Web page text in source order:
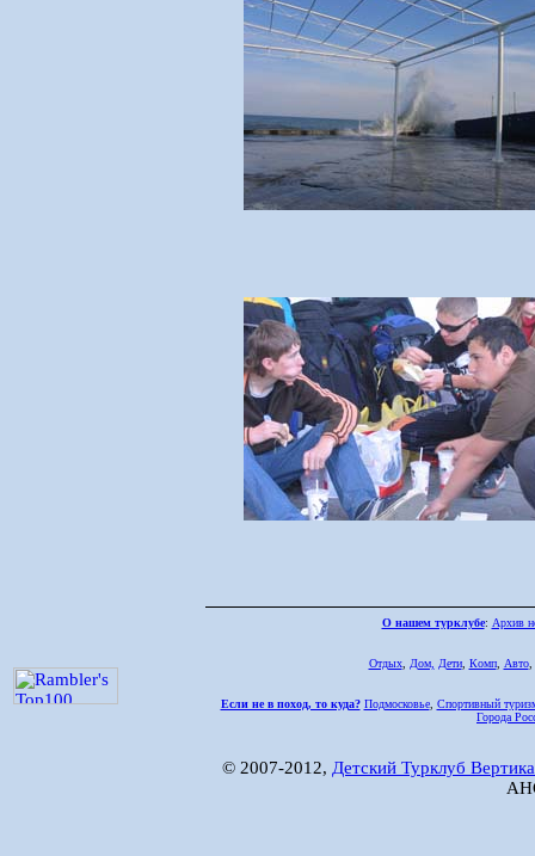
О нашем турклубе: Архив
Отдых, Дом, Дети, Комп, Авто,
Если не в поход, то куда? Подмосковье, Спортивный
Города
© 2007-2012, Детский Турклуб